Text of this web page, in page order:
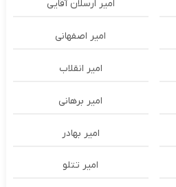
امیر ارسلان آقایی
امیر اصفهانی
امیر انقلاب
امیر برهانی
امیر بهادر
امیر تتلو